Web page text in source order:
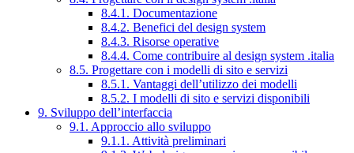
8.4.1. Documentazione
8.4.2. Benefici del design system
8.4.3. Risorse operative
8.4.4. Come contribuire al design system .italia
8.5. Progettare con i modelli di sito e servizi
8.5.1. Vantaggi dell’utilizzo dei modelli
8.5.2. I modelli di sito e servizi disponibili
9. Sviluppo dell’interfaccia
9.1. Approccio allo sviluppo
9.1.1. Attività preliminari